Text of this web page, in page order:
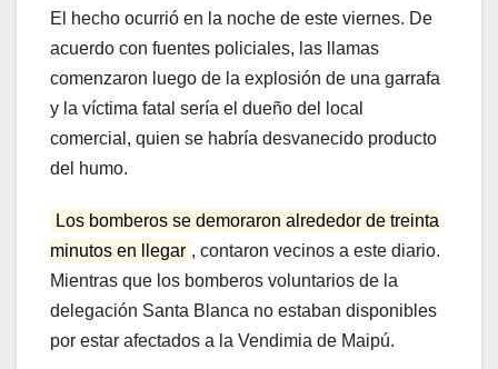
El hecho ocurrió en la noche de este viernes. De
acuerdo con fuentes policiales, las llamas
comenzaron luego de la explosión de una garrafa
y la víctima fatal sería el dueño del local
comercial, quien se habría desvanecido producto
del humo.
Los bomberos se demoraron alrededor de treinta
minutos en llegar , contaron vecinos a este diario.
Mientras que los bomberos voluntarios de la
delegación Santa Blanca no estaban disponibles
por estar afectados a la Vendimia de Maipú.